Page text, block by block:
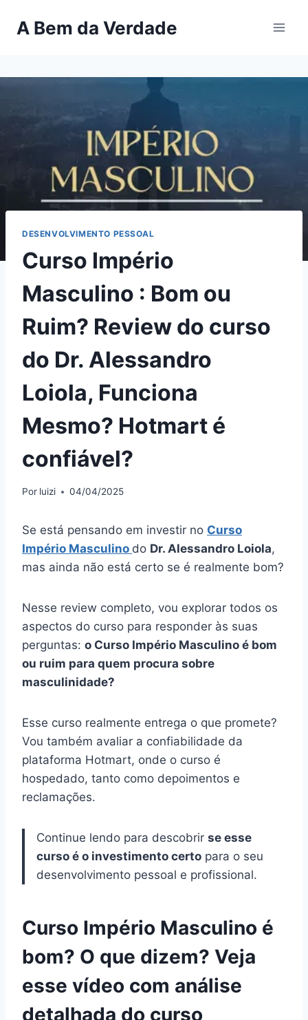
paraA Bem da Verdade
DESENVOLVIMENTO PESSOAL
Curso Império
Masculino : Bom ou
Ruim? Review do curso
do Dr. Alessandro
Loiola, Funciona
Mesmo? Hotmart é
confiável?
Por luizi 04/04/2025
Se está pensando em investir no Curso
Império Masculino do Dr. Alessandro Loiola,
mas ainda não está certo se é realmente bom?
Nesse review completo, vou explorar todos os
aspectos do curso para responder às suas
perguntas: o Curso Império Masculino é bom
ou ruim para quem procura sobre
masculinidade?
Esse curso realmente entrega o que promete?
Vou também avaliar a confiabilidade da
plataforma Hotmart, onde o curso é
hospedado, tanto como depoimentos e
reclamações.
Continue lendo para descobrir se esse
curso é o investimento certo para o seu
desenvolvimento pessoal e profissional.
Curso Império Masculino é
bom? O que dizem? Veja
esse vídeo com análise
detalhada do curso